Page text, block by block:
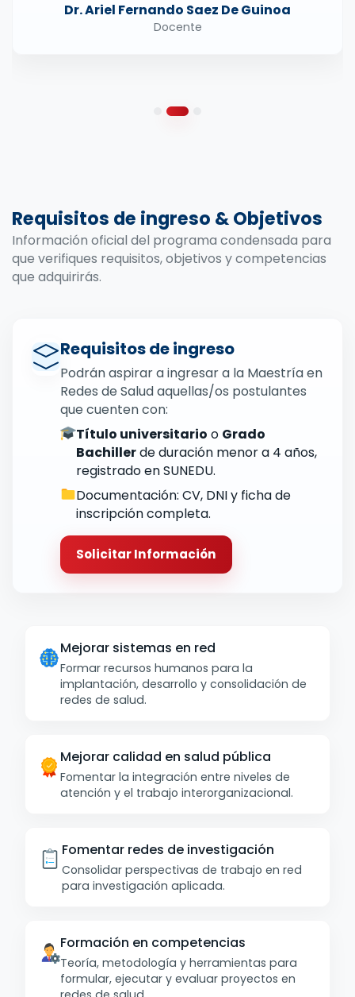
Dr. Ariel Fernando Saez De Guinoa
Docente
Requisitos de ingreso & Objetivos
Información oficial del programa condensada para
que verifiques requisitos, objetivos y competencias
que adquirirás.
Requisitos de ingreso
Podrán aspirar a ingresar a la Maestría en
Redes de Salud aquellas/os postulantes
que cuenten con:
Título universitario o Grado
Bachillerde duración menor a 4 años,
registrado en SUNEDU.
Documentación: CV, DNI y ficha de
inscripción completa.
Solicitar Información
Mejorar sistemas en red
Formar recursos humanos para la
implantación, desarrollo y consolidación de
redes de salud.
Mejorar calidad en salud pública
Fomentar la integración entre niveles de
atención y el trabajo interorganizacional.
Fomentar redes de investigación
Consolidar perspectivas de trabajo en red
para investigación aplicada.
Formación en competencias
Teoría, metodología y herramientas para
formular, ejecutar y evaluar proyectos en